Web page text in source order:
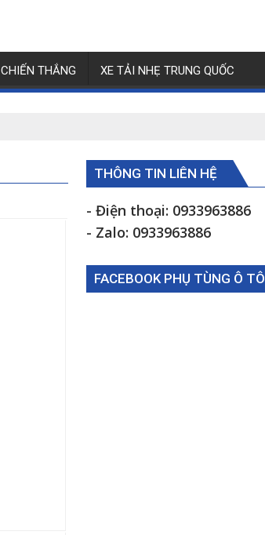
CHIẾN THẮNG XE TẢI NHẸ TRUNG QUỐC
THÔNG TIN LIÊN HỆ
- Điện thoại: 0933963886
- Zalo: 0933963886
FACEBOOK PHỤ TÙNG Ô TÔ